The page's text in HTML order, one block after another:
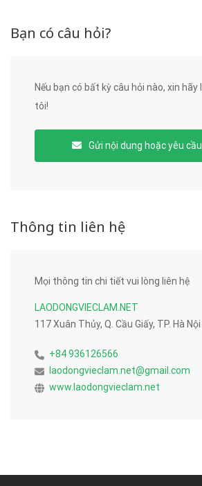
Bạn có câu hỏi?
Nếu bạn có bất kỳ câu hỏi nào, xin hãy
tôi!
Gửi nội dung hoặc yêu
Thông tin liên hệ
Mọi thông tin chi tiết vui lòng liên hệ
LAODONGVIECLAM.NET
117 Xuân Thủy, Q. Cầu Giấy, TP. Hà Nội
+84 936126566
laodongvieclam.net@gmail.com
www.laodongvieclam.net